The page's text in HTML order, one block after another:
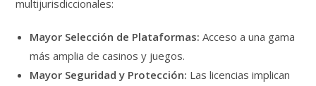
multijurisdiccionales:
Mayor Selección de Plataformas: Acceso a una gama
más amplia de casinos y juegos.
Mayor Seguridad y Protección: Las licencias implican